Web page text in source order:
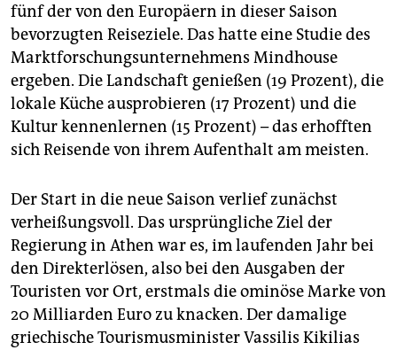
fünf der von den Europäern in dieser Saison
bevorzugten Reiseziele. Das hatte eine Studie des
Marktforschungsunternehmens Mindhouse
ergeben. Die Landschaft genießen (19 Prozent), die
lokale Küche ausprobieren (17 Prozent) und die
Kultur kennenlernen (15 Prozent) – das erhofften
sich Reisende von ihrem Aufenthalt am meisten.
Der Start in die neue Saison verlief zunächst
verheißungsvoll. Das ursprüngliche Ziel der
Regierung in Athen war es, im laufenden Jahr bei
den Direkterlösen, also bei den Ausgaben der
Touristen vor Ort, erstmals die ominöse Marke von
20 Milliarden Euro zu knacken. Der damalige
griechische Tourismusminister Vassilis Kikilias